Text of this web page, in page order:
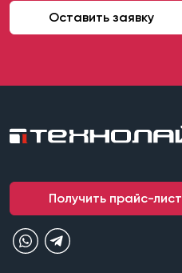
Оставить заявку
Получить прайс-лист